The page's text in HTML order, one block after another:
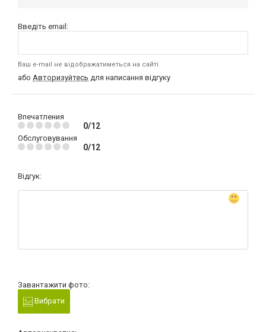
Введіть email:
Ваш e-mail не відображатиметься на сайті
або Авторизуйтесь для написання відгуку
Впечатления
0/12
Обслуговування
0/12
Відгук:
Завантажити фото:
Вибрати